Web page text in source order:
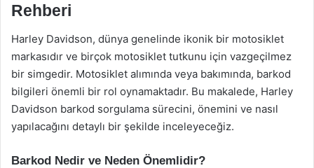
Rehberi
Harley Davidson, dünya genelinde ikonik bir motosiklet
markasıdır ve birçok motosiklet tutkunu için vazgeçilmez
bir simgedir. Motosiklet alımında veya bakımında, barkod
bilgileri önemli bir rol oynamaktadır. Bu makalede, Harley
Davidson barkod sorgulama sürecini, önemini ve nasıl
yapılacağını detaylı bir şekilde inceleyeceğiz.
Barkod Nedir ve Neden Önemlidir?